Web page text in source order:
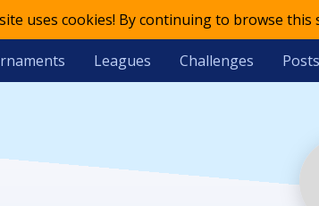
uses cookies! By continuing to browse
Leagues Challenges Posts